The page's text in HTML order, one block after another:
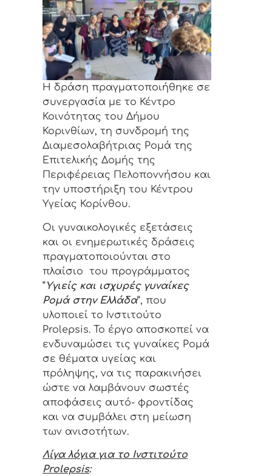
Η δράση πραγματοποιήθηκε σε
συνεργασία με το Κέντρο
Κοινότητας του Δήμου
Κορινθίων, τη συνδρομή της
Διαμεσολαβήτριας Ρομά της
Επιτελικής Δομής της
Περιφέρειας Πελοποννήσου και
την υποστήριξη του Κέντρου
Υγείας Κορίνθου.
Οι γυναικολογικές εξετάσεις
και οι ενημερωτικές δράσεις
πραγματοποιούνται στο
πλαίσιο του προγράμματος
“Υγιείς και ισχυρές γυναίκες
Ρομά στην Ελλάδα“, που
υλοποιεί το Ινστιτούτο
Prolepsis. Το έργο αποσκοπεί να
ενδυναμώσει τις γυναίκες Ρομά
σε θέματα υγείας και
πρόληψης, να τις παρακινήσει
ώστε να λαμβάνουν σωστές
αποφάσεις αυτό- φροντίδας
και να συμβάλει στη μείωση
των ανισοτήτων.
Λίγα λόγια για το Ινστιτούτο
Prolepsis: